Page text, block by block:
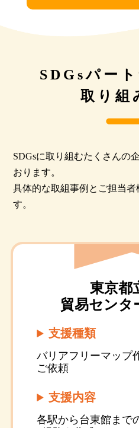
SDGsパー
取り組
SDGsに取り組むたくさんの
おります。
具体的な取組事例とご担当者
す。
東京都
貿易センタ
支援種類
バリアフリーマップ
ご依頼
支援内容
各駅から台東館まで